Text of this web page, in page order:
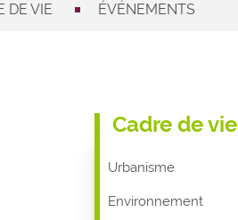
DE VIE ÉVÉNEMENTS
Cadre de vie
Urbanisme
Environnement